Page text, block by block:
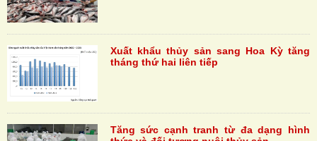
Xuất khẩu thủy sản sang Hoa Kỳ tăng
tháng thứ hai liên tiếp
Tăng sức cạnh tranh từ đa dạng hình